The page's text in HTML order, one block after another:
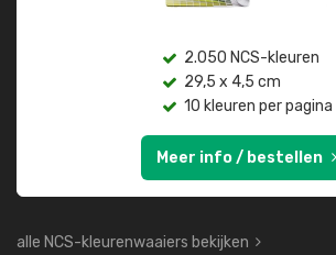
2.050 NCS-kleuren
29,5 x 4,5 cm
10 kleuren per pagina
Meer info / bestellen
alle NCS-kleurenwaaiers bekijken